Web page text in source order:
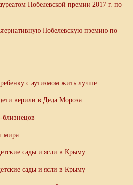
Нобелевской премии 2017 г. по
Нобелевскую премию по
с аутизмом жить лучше
верили в Деда Мороза
близнецов
мира
сады и ясли в Крыму
сады и ясли в Крыму